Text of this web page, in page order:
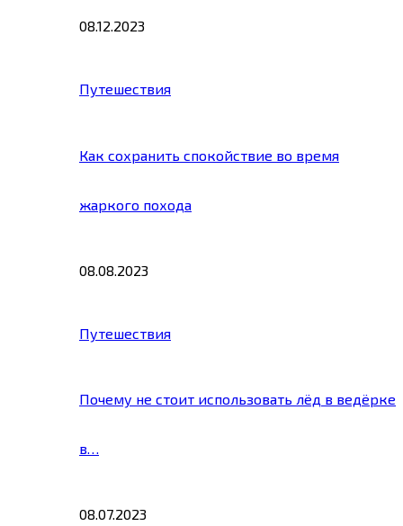
08.12.2023
Путешествия
Как сохранить спокойствие во время
жаркого похода
08.08.2023
Путешествия
Почему не стоит использовать лёд в ведёрке
в…
08.07.2023